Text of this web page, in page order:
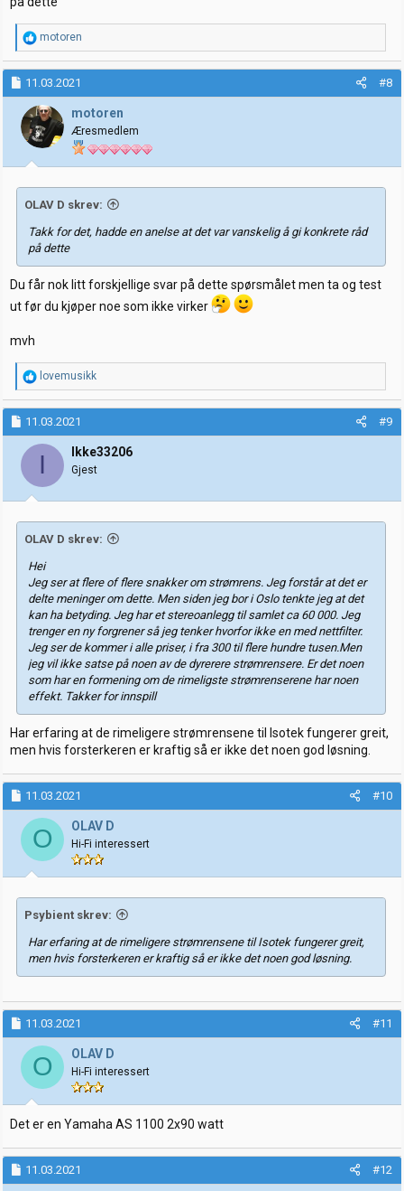
R
e
a
k
s
j
o
n
e
r
motoren
11.03.2021 #8
motoren
Æresmedlem
OLAV D skrev:
Takk for det, hadde en anelse at det var vanskelig å gi konkrete råd
på dette
Du får nok litt forskjellige svar på dette spørsmålet men ta og test
ut før du kjøper noe som ikke virker
mvh
R
e
a
k
s
j
n
e
r
:
lovemusikk
11.03.2021 #9
I Ikke33206
Gjest
OLAV D skrev:
Hei
Jeg ser at flere of flere snakker om strømrens. Jeg forstår at det er
delte meninger om dette. Men siden jeg bor i Oslo tenkte jeg at det
kan ha betyding. Jeg har et stereoanlegg til samlet ca 60 000. Jeg
trenger en ny forgrener så jeg tenker hvorfor ikke en med nettfilter.
Jeg ser de kommer i alle priser, i fra 300 til flere hundre tusen.Men
jeg vil ikke satse på noen av de dyrerere strømrensere. Er det noen
som har en formening om de rimeligste strømrenserene har noen
effekt. Takker for innspill
Har erfaring at de rimeligere strømrensene til Isotek fungerer greit,
men hvis forsterkeren er kraftig så er ikke det noen god løsning.
11.03.2021 #10
O OLAV D
Hi-Fi interessert
Psybient skrev:
Har erfaring at de rimeligere strømrensene til Isotek fungerer greit,
men hvis forsterkeren er kraftig så er ikke det noen god løsning.
11.03.2021 #11
O OLAV D
Hi-Fi interessert
Det er en Yamaha AS 1100 2x90 watt
11.03.2021 #12